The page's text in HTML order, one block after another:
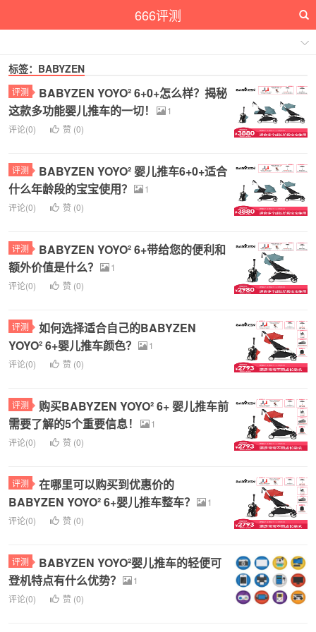
666评测
标签：BABYZEN
评测
BABYZEN YOYO² 6+0+怎么样？揭秘
这款多功能婴儿推车的一切！
1
评论(0)
赞 (0)
评测
BABYZEN YOYO² 婴儿推车6+0+适合
什么年龄段的宝宝使用？
1
评论(0)
赞 (0)
评测
BABYZEN YOYO² 6+带给您的便利和
额外价值是什么？
1
评论(0)
赞 (0)
评测
如何选择适合自己的BABYZEN
YOYO² 6+婴儿推车颜色？
1
评论(0)
赞 (0)
评测
购买BABYZEN YOYO² 6+ 婴儿推车前
需要了解的5个重要信息！
1
评论(0)
赞 (0)
评测
在哪里可以购买到优惠价的
BABYZEN YOYO² 6+婴儿推车整车？
1
评论(0)
赞 (0)
评测
BABYZEN YOYO²婴儿推车的轻便可
登机特点有什么优势？
1
评论(0)
赞 (0)